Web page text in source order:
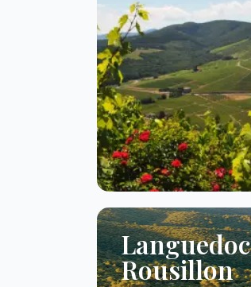
Languedoc
Rousillon